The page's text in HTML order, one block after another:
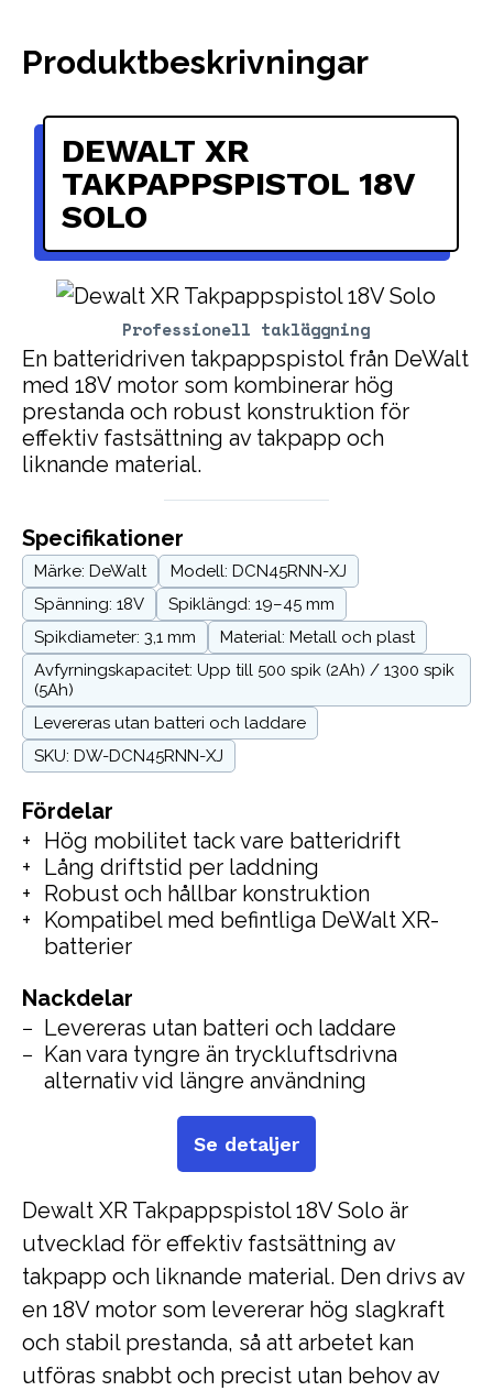
Produktbeskrivningar
Professionell takläggning
DEWALT XR
TAKPAPPSPISTOL 18V
SOLO
En batteridriven takpappspistol från DeWalt
med 18V motor som kombinerar hög
prestanda och robust konstruktion för
effektiv fastsättning av takpapp och
liknande material.
Dewalt XR Takpappspistol 18V Solo är
utvecklad för effektiv fastsättning av
takpapp och liknande material. Den drivs av
en 18V motor som levererar hög slagkraft
och stabil prestanda, så att arbetet kan
utföras snabbt och precist utan behov av
Fördelar
Hög mobilitet tack vare batteridrift
Lång driftstid per laddning
Robust och hållbar konstruktion
Kompatibel med befintliga DeWalt XR-
batterier
Nackdelar
Levereras utan batteri och laddare
Kan vara tyngre än tryckluftsdrivna
alternativ vid längre användning
Specifikationer
Märke: DeWalt
Modell: DCN45RNN-XJ
Spänning: 18V
Spiklängd: 19–45 mm
Spikdiameter: 3,1 mm
Material: Metall och plast
Avfyrningskapacitet: Upp till 500 spik (2Ah) / 1300 spik
(5Ah)
Levereras utan batteri och laddare
SKU: DW-DCN45RNN-XJ
Se detaljer